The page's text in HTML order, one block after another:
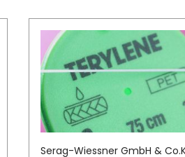
Serag-Wiessner GmbH &